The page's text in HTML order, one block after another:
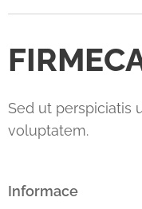
Sed ut perspiciatis
voluptatem.
Informace